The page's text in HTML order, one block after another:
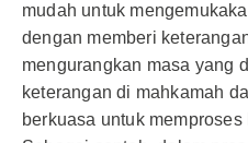
mudah untuk
dengan memberi
mengurangkan masa yang
keterangan di mahkamah
berkuasa untuk